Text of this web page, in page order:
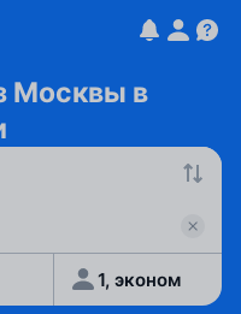
Москвы в
1, эконом